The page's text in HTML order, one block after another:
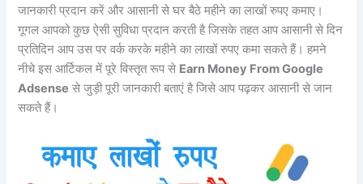
जानकारी प्रदान करें और आसानी से घर बैठे महीने का लाखों रुपए कमाए।
गूगल आपको कुछ ऐसी सुविधा प्रदान करती है जिसके तहत आप आसानी से दिन
प्रतिदिन आप उस पर वर्क करके महीने का लाखों रुपए कमा सकते हैं। हमने
नीचे इस आर्टिकल में पूरे विस्तृत रूप से Earn Money From Google
Adsense से जुड़ी पूरी जानकारी बताएं है जिसे आप पढ़कर आसानी से जान
सकते हैं।